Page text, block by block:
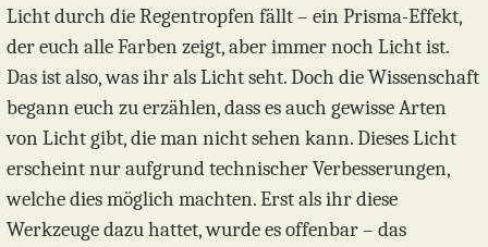
Licht durch die Regentropfen fällt – ein Prisma-Effekt,
der euch alle Farben zeigt, aber immer noch Licht ist.
Das ist also, was ihr als Licht seht. Doch die Wissenschaft
begann euch zu erzählen, dass es auch gewisse Arten
von Licht gibt, die man nicht sehen kann. Dieses Licht
erscheint nur aufgrund technischer Verbesserungen,
welche dies möglich machten. Erst als ihr diese
Werkzeuge dazu hattet, wurde es offenbar – das